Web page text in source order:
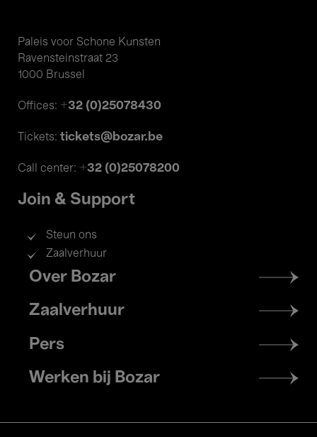
Paleis voor Schone Kunsten
Ravensteinstraat 23
1000 Brussel
Offices: +32 (0)25078430
Tickets: tickets@bozar.be
Call center: +32 (0)25078200
Join & Support
Steun ons
Zaalverhuur
Footer
menu
Over Bozar
Zaalverhuur
Pers
Werken bij Bozar